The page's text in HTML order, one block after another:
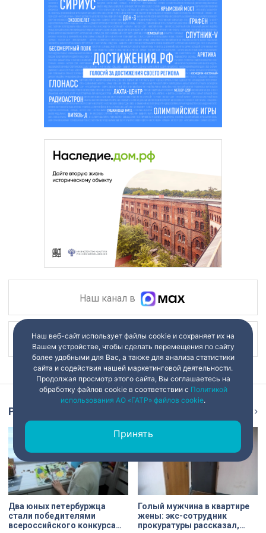
Наш канал в
Наш канал в
Репортаж
Два юных петербуржца
стали победителями
всероссийского конкурса
Голый мужчина в квартире
жены: экс-сотрудник
прокуратуры рассказал,
Наш веб-сайт использует файлы cookie и сохраняет их на
Вашем устройстве, чтобы сделать перемещения по сайту
более удобными для Вас, а также для анализа статистики
сайта и содействия нашей маркетинговой деятельности.
Продолжая просмотр этого сайта, Вы соглашаетесь на
обработку файлов cookie в соответствии с Политикой
использования АО «ГАТР» файлов cookie.
Принять